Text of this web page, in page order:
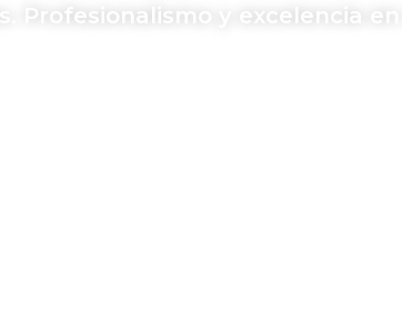
Profesionalismo y excelencia en